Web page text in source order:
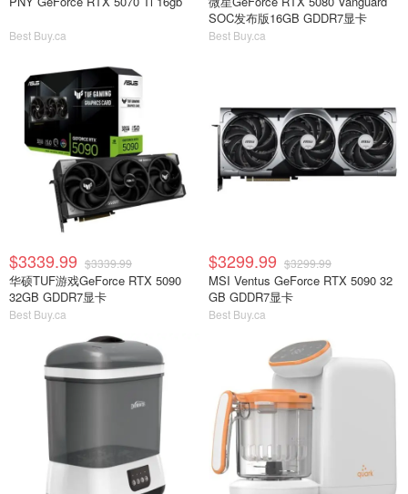
Best Buy.ca
SOC发布版16GB GDDR7显卡
Best Buy.ca
$3339.99 $3339.99
华硕TUF游戏GeForce RTX 5090
32GB GDDR7显卡
Best Buy.ca
$3299.99 $3299.99
MSI Ventus GeForce RTX 5090 32
GB GDDR7显卡
Best Buy.ca